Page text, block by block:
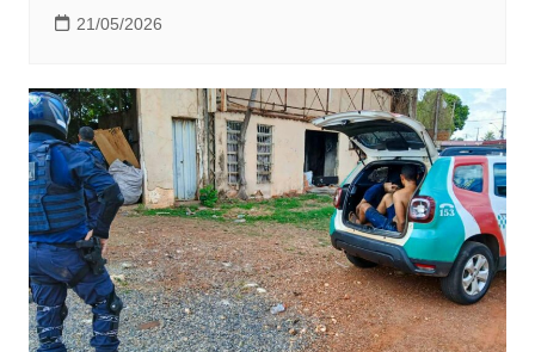
21/05/2026